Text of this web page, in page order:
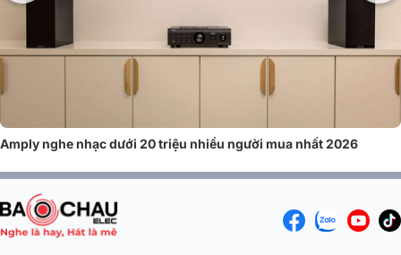
Công suất vượt trội
Amply là thiết bị khuếch đại tín hiệu âm thanh từ nguồn gốc cho ra âm
thanh lớn và hay hơn từ loa. Sản phẩm thường được trang bị mức công
suất lớn, cho phép tạo ra âm thanh mạnh mẽ và sắc nét, phù hợp chơi
nhạc ở mức âm lượng cao hoặc trong các phòng lớn.
Amply nghe nhạc dưới 20 triệu nhiều người mua nhất 2026